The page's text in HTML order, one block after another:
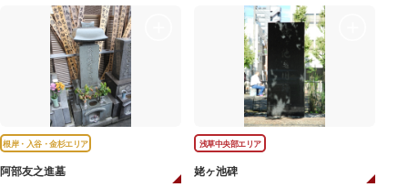
根岸・入谷・金杉エリア
阿部友之進墓
浅草中央部エリア
姥ヶ池碑